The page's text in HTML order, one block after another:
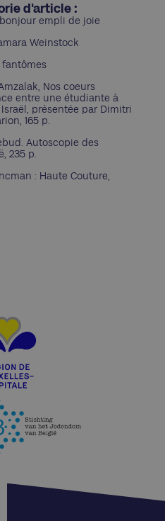
d'article :
empli de joie
Weinstock
fantômes
Nos coeurs
entre une étudiante à
présentée par Dimitri
165 p.
Autoscopie des
235 p.
: Haute Couture,